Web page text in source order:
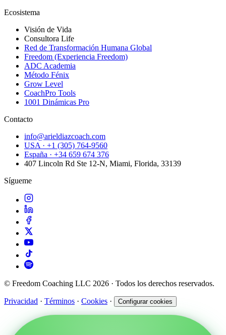
Ecosistema
Visión de Vida
Consultora Life
Red de Transformación Humana Global
Freedom (Experiencia Freedom)
ADC Academia
Método Fénix
Grow Level
CoachPro Tools
1001 Dinámicas Pro
Contacto
info@arieldiazcoach.com
USA · +1 (305) 764-9560
España · +34 659 674 376
407 Lincoln Rd Ste 12-N, Miami, Florida, 33139
Sígueme
© Freedom Coaching LLC 2026 · Todos los derechos reservados.
Privacidad · Términos · Cookies · Configurar cookies